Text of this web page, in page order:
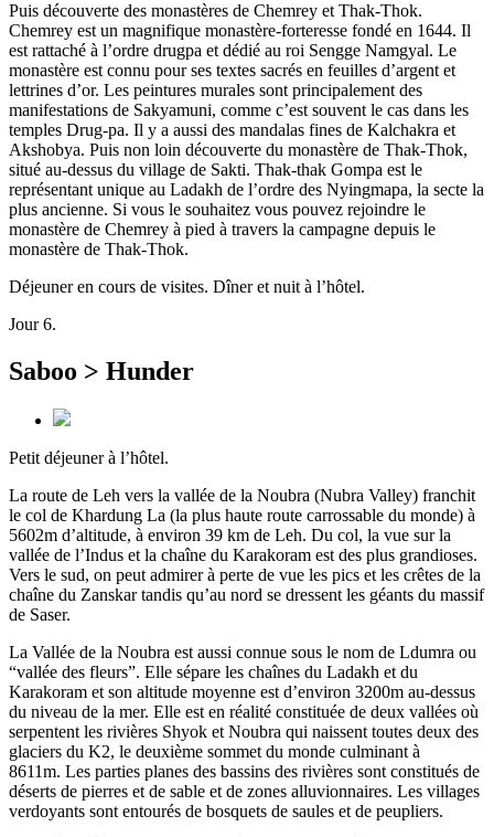
Puis découverte des monastères de Chemrey et Thak-Thok.
Chemrey est un magnifique monastère-forteresse fondé en 1644. Il
est rattaché à l’ordre drugpa et dédié au roi Sengge Namgyal. Le
monastère est connu pour ses textes sacrés en feuilles d’argent et
lettrines d’or. Les peintures murales sont principalement des
manifestations de Sakyamuni, comme c’est souvent le cas dans les
temples Drug-pa. Il y a aussi des mandalas fines de Kalchakra et
Akshobya. Puis non loin découverte du monastère de Thak-Thok,
situé au-dessus du village de Sakti. Thak-thak Gompa est le
représentant unique au Ladakh de l’ordre des Nyingmapa, la secte la
plus ancienne. Si vous le souhaitez vous pouvez rejoindre le
monastère de Chemrey à pied à travers la campagne depuis le
monastère de Thak-Thok.
Déjeuner en cours de visites. Dîner et nuit à l’hôtel.
Jour 6.
Saboo > Hunder
Petit déjeuner à l’hôtel.
La route de Leh vers la vallée de la Noubra (Nubra Valley) franchit
le col de Khardung La (la plus haute route carrossable du monde) à
5602m d’altitude, à environ 39 km de Leh. Du col, la vue sur la
vallée de l’Indus et la chaîne du Karakoram est des plus grandioses.
Vers le sud, on peut admirer à perte de vue les pics et les crêtes de la
chaîne du Zanskar tandis qu’au nord se dressent les géants du massif
de Saser.
La Vallée de la Noubra est aussi connue sous le nom de Ldumra ou
“vallée des fleurs”. Elle sépare les chaînes du Ladakh et du
Karakoram et son altitude moyenne est d’environ 3200m au-dessus
du niveau de la mer. Elle est en réalité constituée de deux vallées où
serpentent les rivières Shyok et Noubra qui naissent toutes deux des
glaciers du K2, le deuxième sommet du monde culminant à
8611m. Les parties planes des bassins des rivières sont constitués de
déserts de pierres et de sable et de zones alluvionnaires. Les villages
verdoyants sont entourés de bosquets de saules et de peupliers.